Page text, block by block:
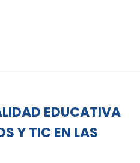
EDUCATIVA
Y TIC EN LAS